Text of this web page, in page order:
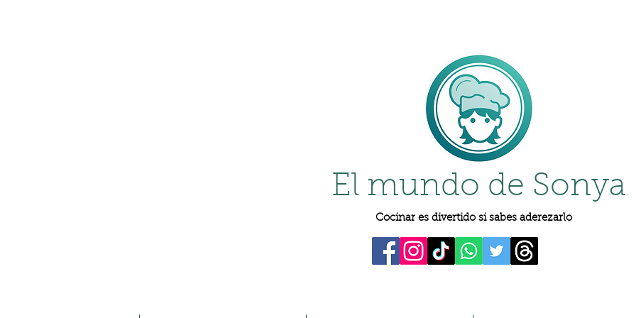
El mundo de Sonya
Cocinar es divertido si sabes aderezarlo